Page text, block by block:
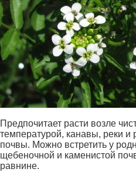
Предпочитает расти возле
температурой, канавы, реки
почвы. Можно встретить у
щебеночной и каменистой
равнине.